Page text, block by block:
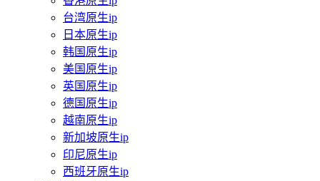
台湾原生ip
日本原生ip
韩国原生ip
美国原生ip
英国原生ip
德国原生ip
越南原生ip
新加坡原生ip
印尼原生ip
西班牙原生ip